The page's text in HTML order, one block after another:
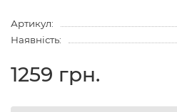
Артикул:
Наявність:
1259 грн.